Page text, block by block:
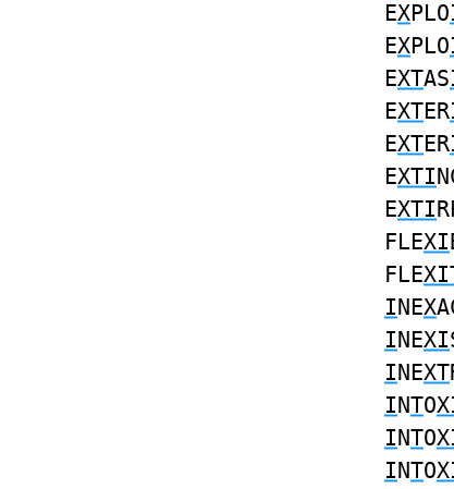
EXPLO
EXPLO
EXTAS
EXTER
EXTER
EXTI
EXTI
FLEXI
FLE
INEX
INEXI
INEXT
INTO
INTO
INTO